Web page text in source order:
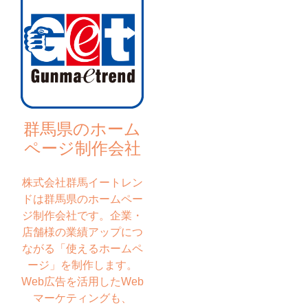
群馬県のホーム
ページ制作会社
株式会社群馬イートレン
ドは群馬県のホームペー
ジ制作会社です。企業・
店舗様の業績アップにつ
ながる「使えるホームペ
ージ」を制作します。
Web広告を活用したWeb
マーケティングも、